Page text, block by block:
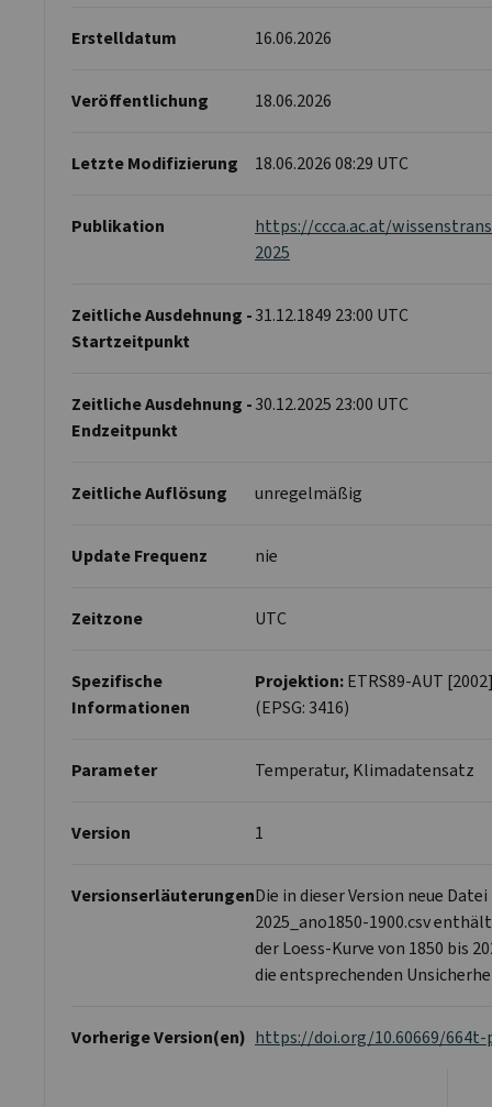
Erstelldatum 16.06.2026
Veröffentlichung 18.06.2026
Letzte Modifizierung 18.06.2026 08:29 UTC
Publikation
https://ccca.ac.at/
2025
Zeitliche Ausdehnung -
Startzeitpunkt
31.12.1849 23:00 UTC
Zeitliche Ausdehnung -
Endzeitpunkt
30.12.2025 23:00 UTC
Zeitliche Auflösung unregelmäßig
Update Frequenz nie
Zeitzone UTC
Spezifische
Informationen
Projektion:ETRS89-AUT
(EPSG: 3416)
Parameter Temperatur, Klimadatensatz
Version 1
VersionserläuterungenDie in dieser Version neue
2025_ano1850-1900.csv
der Loess-Kurve von 1850 bis
die entsprechenden
Vorherige Version(en) https://doi.org/10.60669/664t-